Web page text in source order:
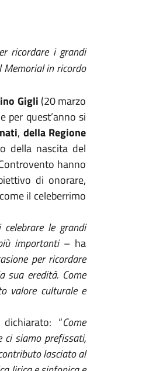
ricordare i grandi
in ricordo
Gigli (20 marzo
per quest’anno si
, della Regione
della nascita del
hanno
di onorare,
il celeberrimo
le grandi
importanti– ha
per ricordare
sua eredità. Come
valore culturale e
“Come
ci siamo prefissati,
lasciato al